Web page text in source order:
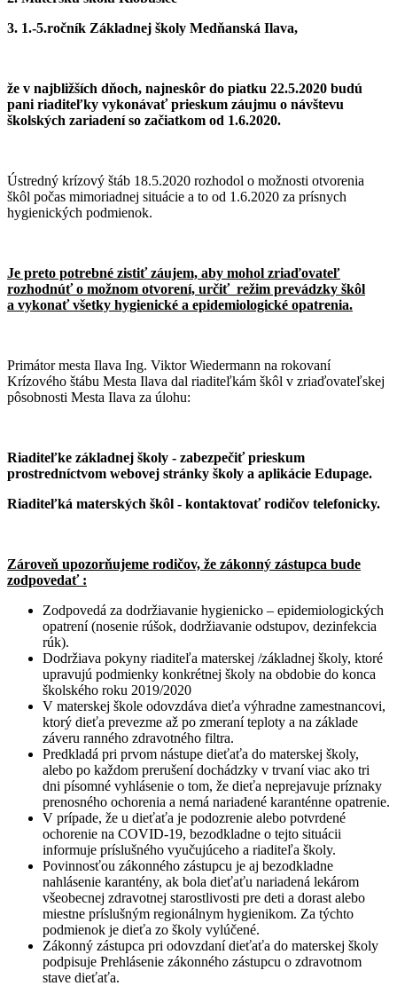
3. 1.-5.ročník Základnej školy Medňanská Ilava,
že v najbližších dňoch, najneskôr do piatku 22.5.2020 budú
pani riaditeľky vykonávať prieskum záujmu o návštevu
školských zariadení so začiatkom od 1.6.2020.
Ústredný krízový štáb 18.5.2020 rozhodol o možnosti otvorenia
škôl počas mimoriadnej situácie a to od 1.6.2020 za prísnych
hygienických podmienok.
Je preto potrebné zistiť záujem, aby mohol zriaďovateľ
rozhodnúť o možnom otvorení, určiť režim prevádzky škôl
a vykonať všetky hygienické a epidemiologické opatrenia.
Primátor mesta Ilava Ing. Viktor Wiedermann na rokovaní
Krízového štábu Mesta Ilava dal riaditeľkám škôl v zriaďovateľskej
pôsobnosti Mesta Ilava za úlohu:
Riaditeľke základnej školy - zabezpečiť prieskum
prostredníctvom webovej stránky školy a aplikácie Edupage.
Riaditeľká materských škôl - kontaktovať rodičov telefonicky.
Zároveň upozorňujeme rodičov, že zákonný zástupca bude
zodpovedať :
Zodpovedá za dodržiavanie hygienicko – epidemiologických
opatrení (nosenie rúšok, dodržiavanie odstupov, dezinfekcia
rúk).
Dodržiava pokyny riaditeľa materskej /základnej školy, ktoré
upravujú podmienky konkrétnej školy na obdobie do konca
školského roku 2019/2020
V materskej škole odovzdáva dieťa výhradne zamestnancovi,
ktorý dieťa prevezme až po zmeraní teploty a na základe
záveru ranného zdravotného filtra.
Predkladá pri prvom nástupe dieťaťa do materskej školy,
alebo po každom prerušení dochádzky v trvaní viac ako tri
dni písomné vyhlásenie o tom, že dieťa neprejavuje príznaky
prenosného ochorenia a nemá nariadené karanténne opatrenie.
V prípade, že u dieťaťa je podozrenie alebo potvrdené
ochorenie na COVID-19, bezodkladne o tejto situácii
informuje príslušného vyučujúceho a riaditeľa školy.
Povinnosťou zákonného zástupcu je aj bezodkladne
nahlásenie karantény, ak bola dieťaťu nariadená lekárom
všeobecnej zdravotnej starostlivosti pre deti a dorast alebo
miestne príslušným regionálnym hygienikom. Za týchto
podmienok je dieťa zo školy vylúčené.
Zákonný zástupca pri odovzdaní dieťaťa do materskej školy
podpisuje Prehlásenie zákonného zástupcu o zdravotnom
stave dieťaťa.